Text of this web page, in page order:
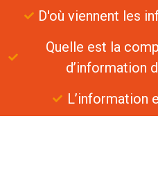
D'où viennent les
Quelle est la
d’information
L’information